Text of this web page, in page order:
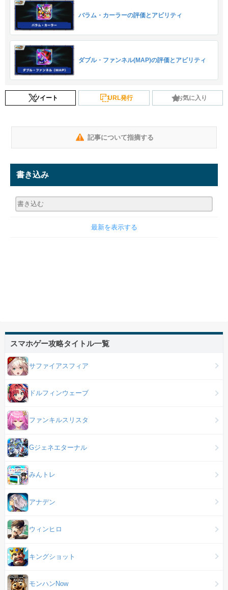
バラム・カーラーの評価とアビリティ
ダブル・ファンネル(MAP)の評価とアビリティ
ツイート URL発行 お気に入り
記事について指摘する
書き込み
最新を表示する
スマホゲー攻略タイトル一覧
サファイアスフィア
ドルフィンウェーブ
ファンキルスリスタ
Gジェネエターナル
みんトレ
アナデン
ウィンヒロ
キングショット
モンハンNow